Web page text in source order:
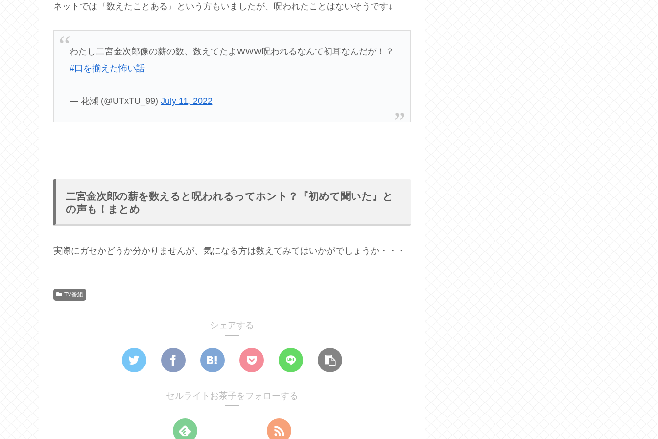
ネットでは『数えたことある』という方もいましたが、呪われたことはないそうです↓
わたし二宮金次郎像の薪の数、数えてたよWWW呪われるなんて初耳なんだが！？
#口を揃えた怖い話
— 花瀬 (@UTxTU_99)July 11, 2022
二宮金次郎の薪を数えると呪われるってホント？『初めて聞いた』と
の声も！まとめ
実際にガセかどうか分かりませんが、気になる方は数えてみてはいかがでしょうか・・・
TV番組
シェアする
セルライトお茶子をフォローする